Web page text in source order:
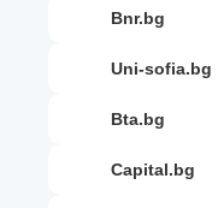
bnr.bg
uni-sofia.bg
bta.bg
capital.bg